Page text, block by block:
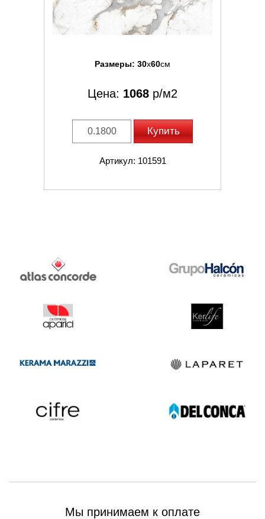
Размеры: 30x60см
Цена: 1068 р/м2
Купить
Артикул: 101591
Мы принимаем к оплате